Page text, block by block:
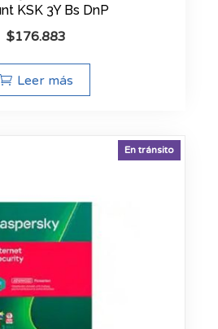
KSK 3Y Bs DnP
$176.883
Leer más
En tránsito